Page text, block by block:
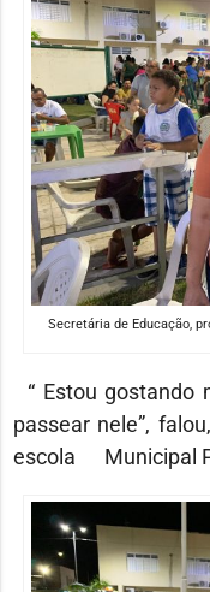
Secretária de Educação,
“ Estou gostando
passear nele”,
escola Municipal